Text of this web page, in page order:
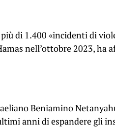
di 1.400 «incidenti di
nell’ottobre 2023,
Beniamino
anni di espandere gli